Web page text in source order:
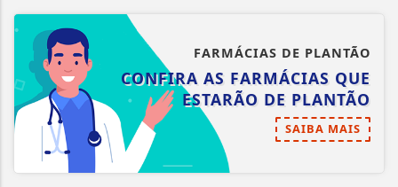
FARMÁCIAS DE PLANTÃO
CONFIRA AS FARMÁCIAS QUE
ESTARÃO DE PLANTÃO
SAIBA MAIS